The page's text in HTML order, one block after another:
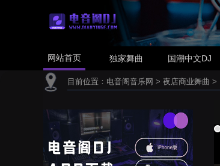
网站首页 独家舞曲 国潮中文DJ
目前位置： 电音阁音乐网 > 夜店商业舞曲 >